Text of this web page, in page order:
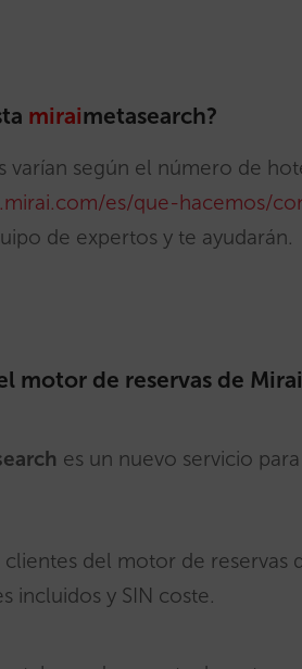
miraimetasearch?
varían según el número de
es/que-hacemos/
de expertos y te ayudarán.
motor de reservas de
es un nuevo servicio
del motor de reservas
incluidos y SIN coste.